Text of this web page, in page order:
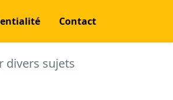
Contact
divers sujets